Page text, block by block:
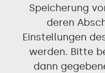
Speicherung
deren
Einstellungen
werden. Bitte
dann